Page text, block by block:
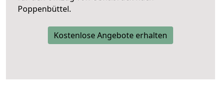
Poppenbüttel.
Kostenlose Angebote erhalten